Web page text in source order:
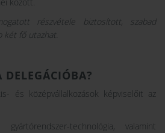
részvétele biztosított, szabad
két fő utazhat.
és középvállalkozások képviselőit az
gyártórendszer-technológia, valamint